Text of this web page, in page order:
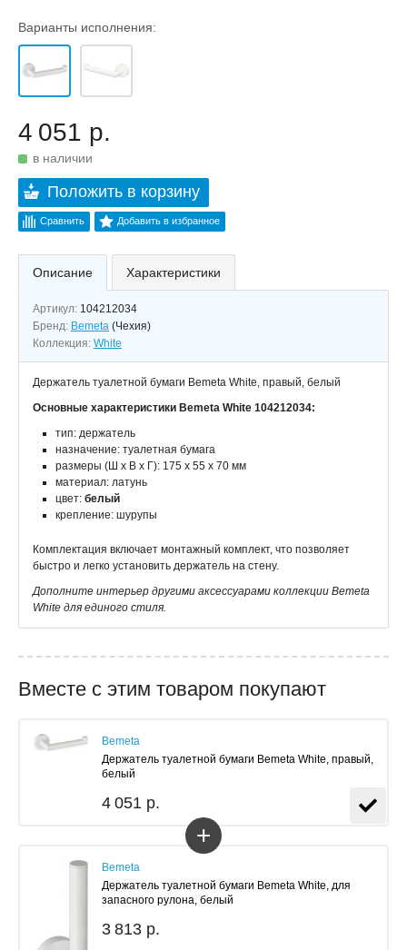
Варианты исполнения:
4 051 р.
в наличии
Положить в корзину
Сравнить Добавить в избранное
Описание Характеристики
Артикул: 104212034
Бренд: Bemeta (Чехия)
Коллекция: White
Держатель туалетной бумаги Bemeta White, правый, белый
Основные характеристики Bemeta White 104212034:
тип: держатель
назначение: туалетная бумага
размеры (Ш х В х Г): 175 х 55 х 70 мм
материал: латунь
цвет: белый
крепление: шурупы
Комплектация включает монтажный комплект, что позволяет
быстро и легко установить держатель на стену.
Дополните интерьер другими аксессуарами коллекции Bemeta
White для единого стиля.
Вместе с этим товаром покупают
Bemeta
Держатель туалетной бумаги Bemeta White, правый,
белый
4 051 р.
+
Bemeta
Держатель туалетной бумаги Bemeta White, для
запасного рулона, белый
3 813 р.